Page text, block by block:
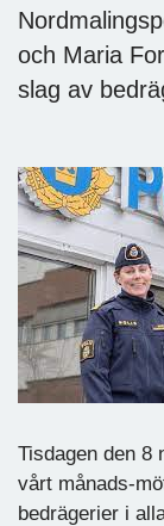
och Maria
slag av
Tisdagen den 8
vårt månads-
bedrägerier i